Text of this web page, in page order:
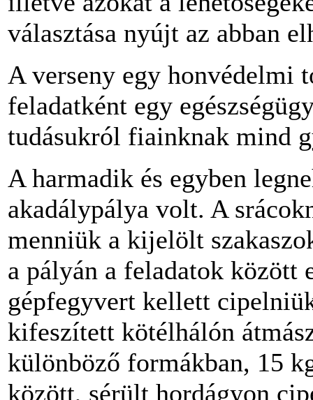
választása nyújt az abban
A verseny egy honvédelmi
feladatként egy
tudásukról fiainknak mind
A harmadik és egyben
akadálypálya volt. A
menniük a kijelölt
a pályán a feladatok között
gépfegyvert kellett
kifeszített kötélhálón
különböző formákban, 15
között, sérült hordágyon